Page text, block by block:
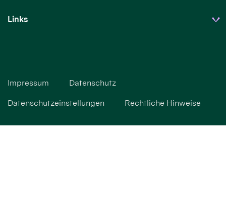
Links
Impressum Datenschutz
Datenschutzeinstellungen Rechtliche Hinweise